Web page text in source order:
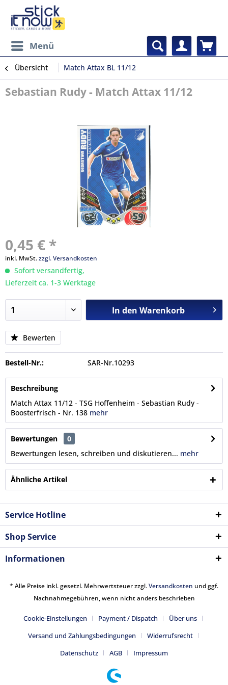
Menü
Übersicht Match Attax BL 11/12
Sebastian Rudy - Match Attax 11/12
0,45 € *
inkl. MwSt.zzgl. Versandkosten
Sofort versandfertig,
Lieferzeit ca. 1-3 Werktage
In den Warenkorb
Bewerten
Bestell-Nr.: SAR-Nr.10293
Beschreibung
Match Attax 11/12 - TSG Hoffenheim - Sebastian Rudy -
Boosterfrisch - Nr. 138 mehr
Bewertungen
0
Bewertungen lesen, schreiben und diskutieren... mehr
Ähnliche Artikel
Service Hotline
Shop Service
Informationen
* Alle Preise inkl. gesetzl. Mehrwertsteuer zzgl.Versandkosten und ggf.
Nachnahmegebühren, wenn nicht anders beschrieben
Cookie-Einstellungen Payment / Dispatch
Über uns
Versand und Zahlungsbedingungen
Widerrufsrecht
Datenschutz
AGB Impressum